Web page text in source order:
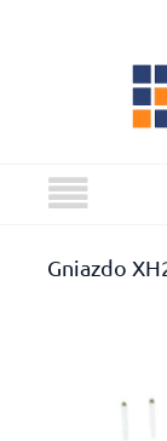
Gniazdo